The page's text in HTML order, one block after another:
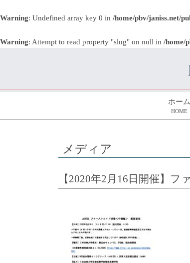
Warning: Undefined array key 0 in /home/pbv/janiss.net/
Warning: Attempt to read property "slug" on null in /home/
ホーム
HOME
メディア
【2020年2月16日開催】